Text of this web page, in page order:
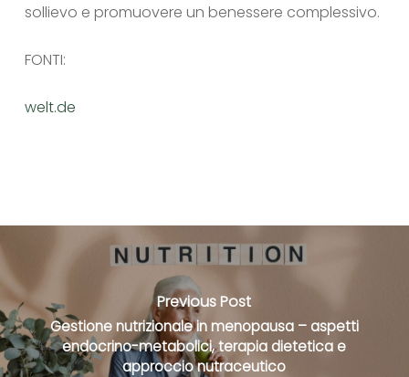
sollievo e promuovere un benessere complessivo.
FONTI:
welt.de
Previous Post
Gestione nutrizionale in menopausa – aspetti
endocrino-metabolici, terapia dietetica e
approccio nutraceutico